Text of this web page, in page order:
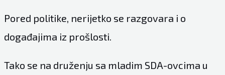
Pored politike, nerijetko se razgovara i o
događajima iz prošlosti.
Tako se na druženju sa mladim SDA-ovcima u